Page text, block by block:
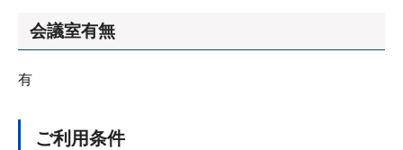
会議室有無
有
ご利用条件